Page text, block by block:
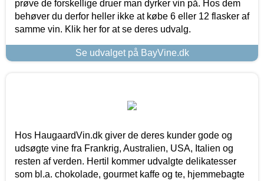
prøve de forskellige druer man dyrker vin på. Hos dem
behøver du derfor heller ikke at købe 6 eller 12 flasker af
samme vin. Klik her for at se deres udvalg.
Se udvalget på BayVine.dk
Hos HaugaardVin.dk giver de deres kunder gode og
udsøgte vine fra Frankrig, Australien, USA, Italien og
resten af verden. Hertil kommer udvalgte delikatesser
som bl.a. chokolade, gourmet kaffe og te, hjemmebagte